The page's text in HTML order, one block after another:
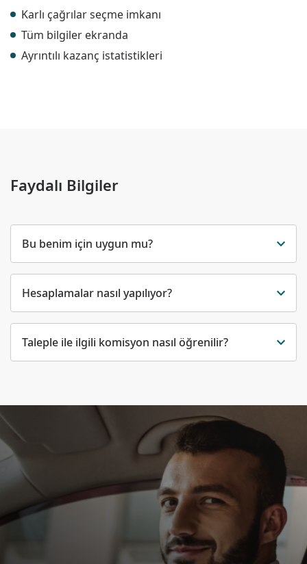
Karlı çağrılar seçme imkanı
Tüm bilgiler ekranda
Ayrıntılı kazanç istatistikleri
Faydalı Bilgiler
Bu benim için uygun mu?
Hesaplamalar nasıl yapılıyor?
Taleple ile ilgili komisyon nasıl öğrenilir?